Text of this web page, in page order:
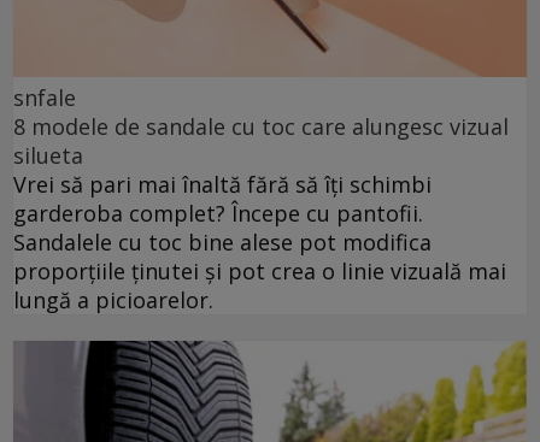
snfale
8 modele de sandale cu toc care alungesc vizual
silueta
Vrei să pari mai înaltă fără să îți schimbi
garderoba complet? Începe cu pantofii.
Sandalele cu toc bine alese pot modifica
proporțiile ținutei și pot crea o linie vizuală mai
lungă a picioarelor.